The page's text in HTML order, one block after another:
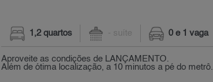
1,2 quartos - suíte 0 e 1 vaga
Aproveite as condições de LANÇAMENTO.
Além de ótima localização, a 10 minutos a pé do metrô.